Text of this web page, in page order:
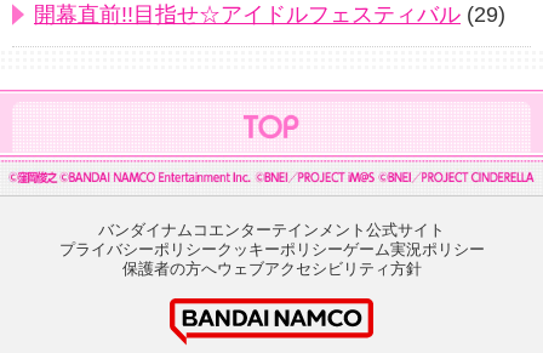
開幕直前!!目指せ☆アイドルフェスティバル (29)
バンダイナムコエンターテインメント公式サイト
プライバシーポリシークッキーポリシーゲーム実況ポリシー
保護者の方へウェブアクセシビリティ方針